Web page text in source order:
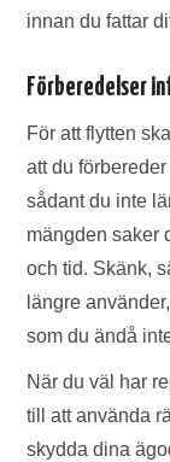
innan du fattar
Förberedelser
För att flytten
att du
sådant du inte
mängden saker
och tid. Skänk,
längre
som du ändå
När du väl har
till att använda
skydda dina